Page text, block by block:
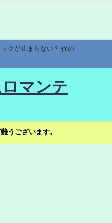
クが止まらない？-僕の
マンテ
うございます。